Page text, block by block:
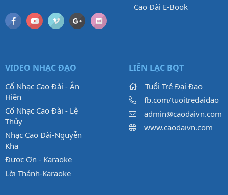
Cao Đài E-Book
VIDEO NHẠC ĐẠO
Cổ Nhạc Cao Đài - Ân
Hiền
Cổ Nhạc Cao Đài - Lệ
Thủy
Nhạc Cao Đài-Nguyễn
Kha
Được Ơn - Karaoke
Lời Thánh-Karaoke
LIÊN LẠC BQT
Tuổi Trẻ Đại Đạo
fb.com/tuoitredaidao
admin@caodaivn.com
www.caodaivn.com